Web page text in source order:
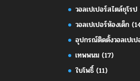
วอลเปเปอร์สไตล์ยุโรป
วอลเปเปอร์ห้องเด็ก
อุปกรณ์ติดตั้งวอลเปเป
เทพพนม (17)
ใบโพธิ์ (11)